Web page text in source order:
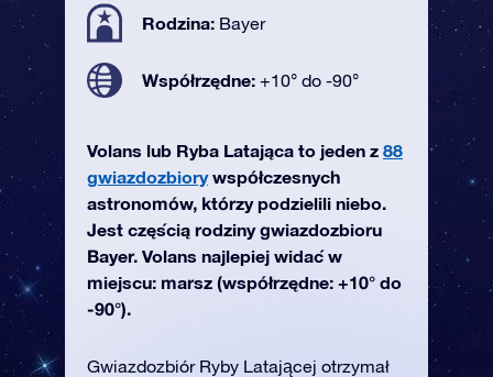
Rodzina: Bayer
Współrzędne: +10° do -90°
Volans lub Ryba Latająca to jeden z 88
gwiazdozbiorywspółczesnych
astronomów, którzy podzielili niebo.
Jest częścią rodziny gwiazdozbioru
Bayer. Volans najlepiej widać w
miejscu: marsz (współrzędne: +10° do
-90°).
Gwiazdozbiór Ryby Latającej otrzymał